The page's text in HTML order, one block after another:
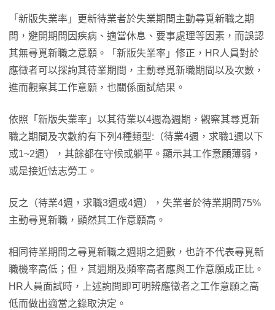
「新版失業率」更新待業者於失業期間主動尋覓新職之期
間，避開期間因疾病、適當休息、要事處理等因素，而誤認
其無尋覓新職之意願。「新版失業率」修正，HR人員對於
應徵者可以探詢其待業期間，主動尋覓新職期間以及次數，
進而觀察其工作意願，也關係面試結果。
依照「新版失業率」以其待業以4週為週期，觀察其尋覓新
職之期間及次數約有下列4種類型:（待業4週，求職1週以下
或1~2週），其餘都在守候或躺平。顯示其工作意願薄弱，
或是接近怯志勞工。
反之（待業4週，求職3週或4週），失業者於待業期間75%
主動尋覓新職，顯然其工作意願高。
相同待業期間之尋覓新職之週期之週數，也許不代表尋覓新
職機率高低；但，其週期及頻率高者應與工作意願成正比。
HR人員面試時，上述詢問即可明辨應徵者之工作意願之高
低而做出適當之錄取決定。